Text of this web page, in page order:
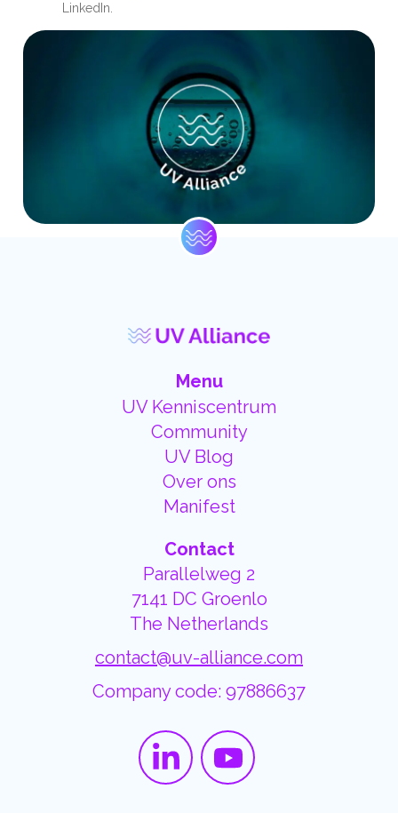
LinkedIn.
Menu
UV Kenniscentrum
Community
UV Blog
Over ons
Manifest
Contact
Parallelweg 2
7141 DC Groenlo
The Netherlands
contact@uv-alliance.com
Company code: 97886637